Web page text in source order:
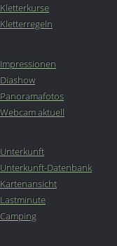
Kletterkurse
Kletterregeln
Impressionen
Diashow
Panoramafotos
Webcam aktuell
Unterkunft
Unterkunft-Datenbank
Kartenansicht
Lastminute
Camping